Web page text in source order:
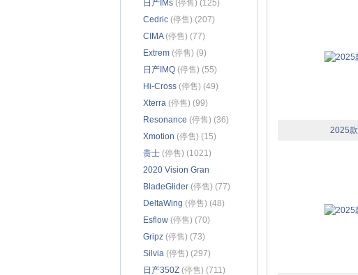
日产IMs (停售) (125)
Cedric (停售) (207)
CIMA(停售) (77)
Extrem (停售) (9)
日产IMQ (停售) (55)
Hi-Cross (停售) (49)
Xterra (停售) (99)
Resonance (停售) (36)
Xmotion (停售) (15)
贵士 (停售) (1021)
2020 Vision Gran
Turismo(停售) (26)
BladeGlider (停售) (77)
DeltaWing (停售) (48)
Esflow (停售) (70)
Gripz (停售) (73)
Silvia (停售) (297)
日产350Z (停售) (711)
2025